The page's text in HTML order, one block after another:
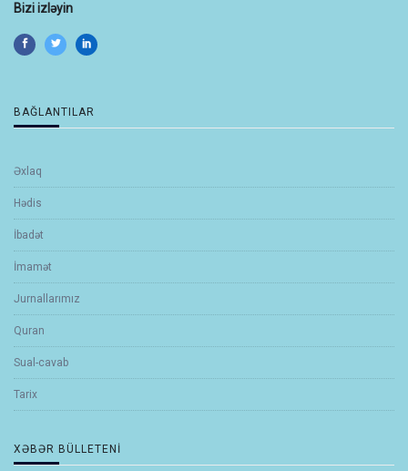
Bizi izləyin
BAĞLANTILAR
Əxlaq
Hədis
İbadət
İmamət
Jurnallarımız
Quran
Sual-cavab
Tarix
XƏBƏR BÜLLETENI